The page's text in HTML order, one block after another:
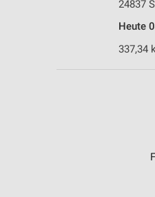
24837
Heute
337,34